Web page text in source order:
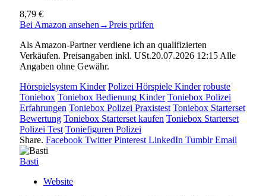
8,79 €
Bei Amazon ansehen →Preis prüfen
Als Amazon-Partner verdiene ich an qualifizierten
Verkäufen. Preisangaben inkl. USt.20.07.2026 12:15 Alle
Angaben ohne Gewähr.
Hörspielsystem Kinder Polizei Hörspiele Kinder robuste
Toniebox Toniebox Bedienung Kinder Toniebox Polizei
Erfahrungen Toniebox Polizei Praxistest Toniebox Starterset
Bewertung Toniebox Starterset kaufen Toniebox Starterset
Polizei Test Toniefiguren Polizei
Share. Facebook Twitter Pinterest LinkedIn Tumblr Email
Basti
Website